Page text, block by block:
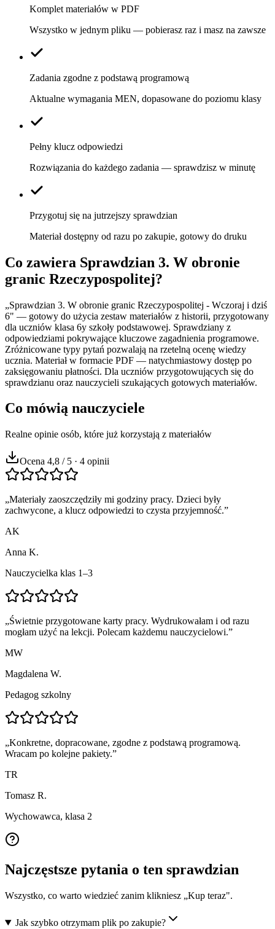
Komplet materiałów w PDF
Wszystko w jednym pliku — pobierasz raz i masz na zawsze
Zadania zgodne z podstawą programową
Aktualne wymagania MEN, dopasowane do poziomu klasy
Pełny klucz odpowiedzi
Rozwiązania do każdego zadania — sprawdzisz w minutę
Przygotuj się na jutrzejszy sprawdzian
Materiał dostępny od razu po zakupie, gotowy do druku
Co zawiera Sprawdzian 3. W obronie
granic Rzeczypospolitej?
„Sprawdzian 3. W obronie granic Rzeczypospolitej - Wczoraj i dziś
6" — gotowy do użycia zestaw materiałów z historii, przygotowany
dla uczniów klasa 6y szkoły podstawowej. Sprawdziany z
odpowiedziami pokrywające kluczowe zagadnienia programowe.
Zróżnicowane typy pytań pozwalają na rzetelną ocenę wiedzy
ucznia. Materiał w formacie PDF — natychmiastowy dostęp po
zaksięgowaniu płatności. Dla uczniów przygotowujących się do
sprawdzianu oraz nauczycieli szukających gotowych materiałów.
Co mówią nauczyciele
Realne opinie osób, które już korzystają z materiałów
Ocena 4,8 / 5 · 4 opinii
„Materiały zaoszczędziły mi godziny pracy. Dzieci były
zachwycone, a klucz odpowiedzi to czysta przyjemność.”
AK
Anna K.
Nauczycielka klas 1–3
„Świetnie przygotowane karty pracy. Wydrukowałam i od razu
mogłam użyć na lekcji. Polecam każdemu nauczycielowi.”
MW
Magdalena W.
Pedagog szkolny
„Konkretne, dopracowane, zgodne z podstawą programową.
Wracam po kolejne pakiety.”
TR
Tomasz R.
Wychowawca, klasa 2
Najczęstsze pytania o ten sprawdzian
Wszystko, co warto wiedzieć zanim klikniesz „Kup teraz".
Jak szybko otrzymam plik po zakupie?